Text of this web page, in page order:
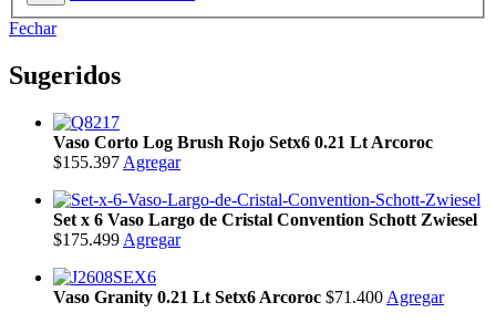
Fechar
Sugeridos
Vaso Corto Log Brush Rojo Setx6 0.21 Lt Arcoroc
$155.397 Agregar
Set x 6 Vaso Largo de Cristal Convention Schott Zwiesel
$175.499 Agregar
Vaso Granity 0.21 Lt Setx6 Arcoroc $71.400 Agregar